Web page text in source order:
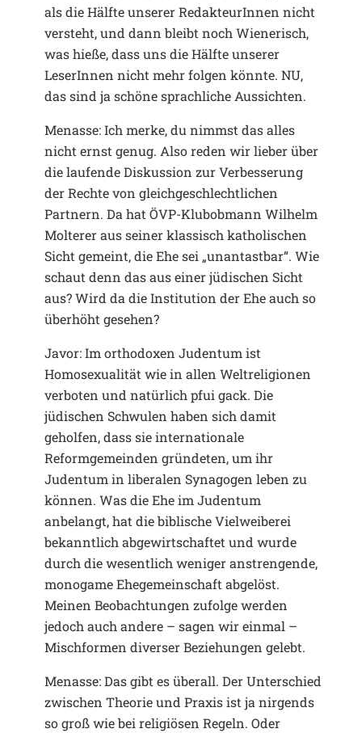
als die Hälfte unserer RedakteurInnen nicht
versteht, und dann bleibt noch Wienerisch,
was hieße, dass uns die Hälfte unserer
LeserInnen nicht mehr folgen könnte. NU,
das sind ja schöne sprachliche Aussichten.
Menasse: Ich merke, du nimmst das alles
nicht ernst genug. Also reden wir lieber über
die laufende Diskussion zur Verbesserung
der Rechte von gleichgeschlechtlichen
Partnern. Da hat ÖVP-Klubobmann Wilhelm
Molterer aus seiner klassisch katholischen
Sicht gemeint, die Ehe sei „unantastbar“. Wie
schaut denn das aus einer jüdischen Sicht
aus? Wird da die Institution der Ehe auch so
überhöht gesehen?
Javor: Im orthodoxen Judentum ist
Homosexualität wie in allen Weltreligionen
verboten und natürlich pfui gack. Die
jüdischen Schwulen haben sich damit
geholfen, dass sie internationale
Reformgemeinden gründeten, um ihr
Judentum in liberalen Synagogen leben zu
können. Was die Ehe im Judentum
anbelangt, hat die biblische Vielweiberei
bekanntlich abgewirtschaftet und wurde
durch die wesentlich weniger anstrengende,
monogame Ehegemeinschaft abgelöst.
Meinen Beobachtungen zufolge werden
jedoch auch andere – sagen wir einmal –
Mischformen diverser Beziehungen gelebt.
Menasse: Das gibt es überall. Der Unterschied
zwischen Theorie und Praxis ist ja nirgends
so groß wie bei religiösen Regeln. Oder